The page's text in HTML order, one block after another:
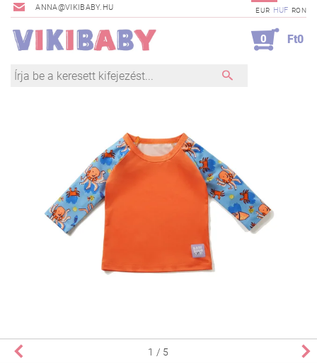
ANNA@VIKIBABY.HU EUR HUF RON
0 Ft0
1 / 5